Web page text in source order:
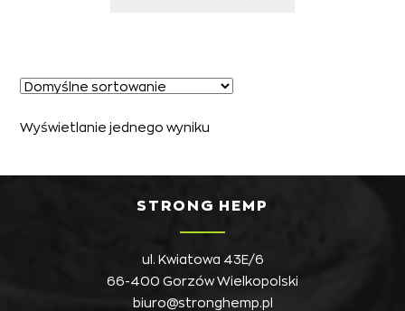
Wyświetlanie jednego wyniku
STRONG HEMP
ul. Kwiatowa 43E/6
66-400 Gorzów Wielkopolski
biuro@stronghemp.pl